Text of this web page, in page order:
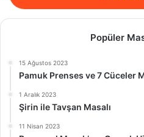
Popüler
15 Ağustos 2023
Pamuk Prenses ve 7 Cüceler
1 Aralık 2023
Şirin ile Tavşan Masalı
11 Nisan 2023